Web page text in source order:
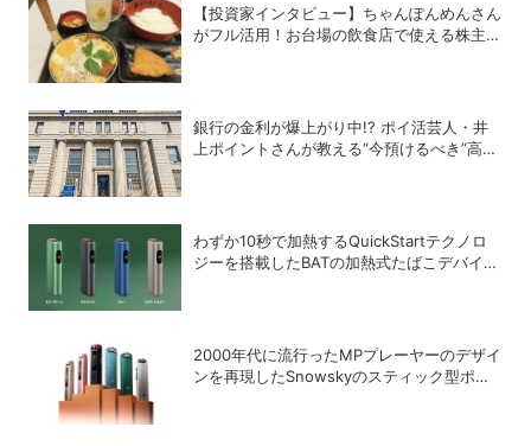
【投資家インタビュー】ちゃんぽんめんさん
がフル活用！お台場の飲食店で使える株主優
銀行の金利が爆上がり中!? ポイ活芸人・井
上ポイントさんが教える“今預けるべき”高金
わずか10秒で加熱するQuickStartテクノロ
ジーを搭載したBATの加熱式たばこデバイス
2000年代に流行ったMPプレーヤーのデザイ
ンを再現したSnowskyのスティック型ポー